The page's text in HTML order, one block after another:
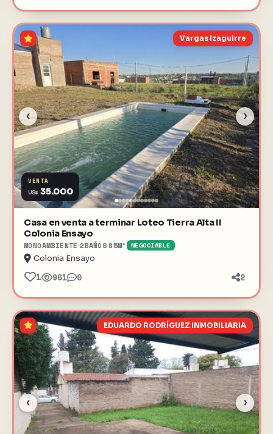
‹ ›
Vargas Izaguirre
VENTA
US$ 35.000
Casa en venta a terminar Loteo Tierra Alta II
Colonia Ensayo
MONOAMBIENTE 2BAÑOS85M² NEGOCIABLE
Colonia Ensayo
1 961 0 2
‹ ›
EDUARDO RODRÍGUEZ INMOBILIARIA